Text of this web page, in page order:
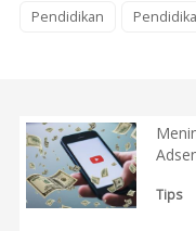
Pendidikan
Tips